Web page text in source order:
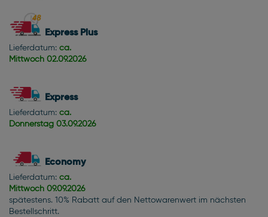
Express Plus
Lieferdatum: ca.
Mittwoch 02.09.2026
Express
Lieferdatum: ca.
Donnerstag 03.09.2026
Economy
Lieferdatum: ca.
Mittwoch 09.09.2026
spätestens. 10% Rabatt auf den Nettowarenwert im nächsten
Bestellschritt.